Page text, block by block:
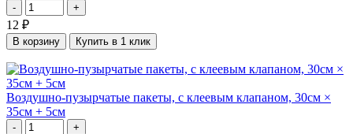
- +
12 ₽
В корзину Купить в 1 клик
Воздушно-пузырчатые пакеты, с клеевым клапаном, 30см ×
35см + 5см
- +